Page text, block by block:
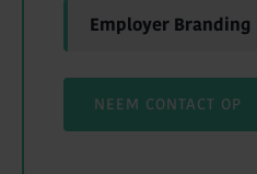
Employer Branding
NEEM CONTACT OP